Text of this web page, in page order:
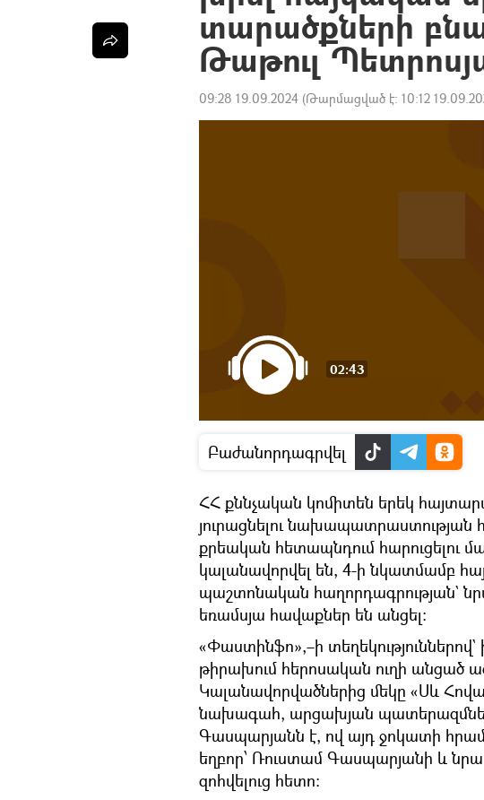
տարածքների
Թաթուլ
09:28 19.09.2024 (Թարմացված է: 10:12
02:43
Բաժանորդագրվել
ՀՀ քննչական կոմիտեն երեկ
յուրացնելու
քրեական հետապնդում հարուցելու
կալանավորվել են, 4-ի նկատմամբ
պաշտոնական հաղորդագրության`
եռամսյա հավաքներ են անցել:
«Փաստինֆո»,–ի
թիրախում հերոսական ուղի անցած
Կալանավորվածներից մեկը «Սև
նախագահ, արցախյան
Գասպարյանն է, ով այդ ջոկատի
եղբոր՝ Ռուստամ Գասպարյանի և
զոհվելուց հետո։